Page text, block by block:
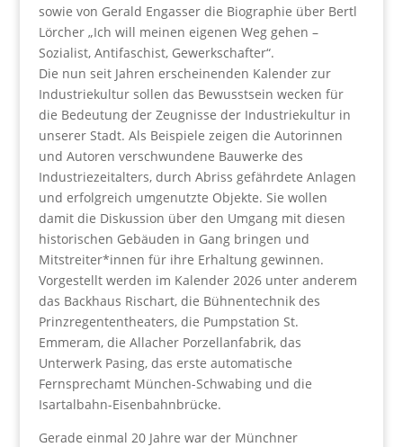
sowie von Gerald Engasser die Biographie über Bertl
Lörcher „Ich will meinen eigenen Weg gehen –
Sozialist, Antifaschist, Gewerkschafter“.
Die nun seit Jahren erscheinenden Kalender zur
Industriekultur sollen das Bewusstsein wecken für
die Bedeutung der Zeugnisse der Industriekultur in
unserer Stadt. Als Beispiele zeigen die Autorinnen
und Autoren verschwundene Bauwerke des
Industriezeitalters, durch Abriss gefährdete Anlagen
und erfolgreich umgenutzte Objekte. Sie wollen
damit die Diskussion über den Umgang mit diesen
historischen Gebäuden in Gang bringen und
Mitstreiter*innen für ihre Erhaltung gewinnen.
Vorgestellt werden im Kalender 2026 unter anderem
das Backhaus Rischart, die Bühnentechnik des
Prinzregententheaters, die Pumpstation St.
Emmeram, die Allacher Porzellanfabrik, das
Unterwerk Pasing, das erste automatische
Fernsprechamt München-Schwabing und die
Isartalbahn-Eisenbahnbrücke.
Gerade einmal 20 Jahre war der Münchner